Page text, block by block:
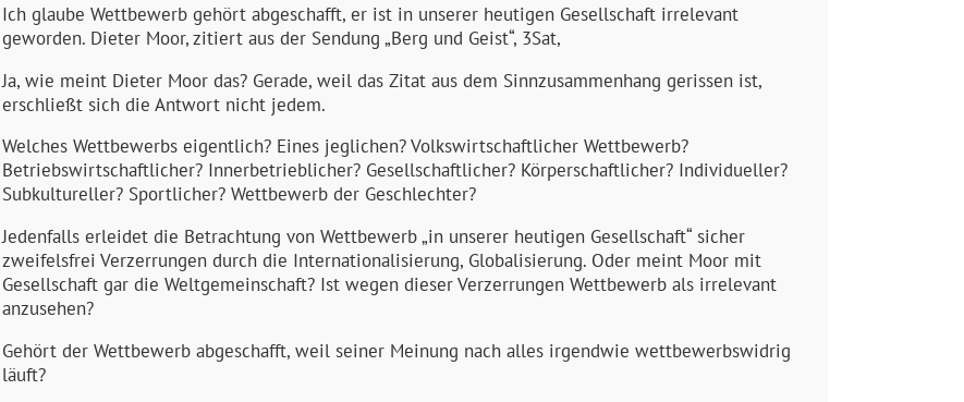
Ich glaube Wettbewerb gehört abgeschafft, er ist in unserer heutigen Gesellschaft irrelevant
geworden. Dieter Moor, zitiert aus der Sendung „Berg und Geist“, 3Sat,
Ja, wie meint Dieter Moor das? Gerade, weil das Zitat aus dem Sinnzusammenhang gerissen ist,
erschließt sich die Antwort nicht jedem.
Welches Wettbewerbs eigentlich? Eines jeglichen? Volkswirtschaftlicher Wettbewerb?
Betriebswirtschaftlicher? Innerbetrieblicher? Gesellschaftlicher? Körperschaftlicher? Individueller?
Subkultureller? Sportlicher? Wettbewerb der Geschlechter?
Jedenfalls erleidet die Betrachtung von Wettbewerb „in unserer heutigen Gesellschaft“ sicher
zweifelsfrei Verzerrungen durch die Internationalisierung, Globalisierung. Oder meint Moor mit
Gesellschaft gar die Weltgemeinschaft? Ist wegen dieser Verzerrungen Wettbewerb als irrelevant
anzusehen?
Gehört der Wettbewerb abgeschafft, weil seiner Meinung nach alles irgendwie wettbewerbswidrig
läuft?